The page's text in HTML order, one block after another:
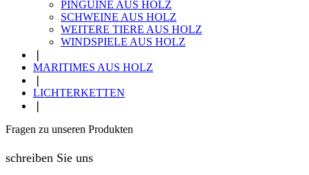
PINGUINE AUS HOLZ
SCHWEINE AUS HOLZ
WEITERE TIERE AUS HOLZ
WINDSPIELE AUS HOLZ
MARITIMES AUS HOLZ
LICHTERKETTEN
Fragen zu unseren Produkten
schreiben Sie uns